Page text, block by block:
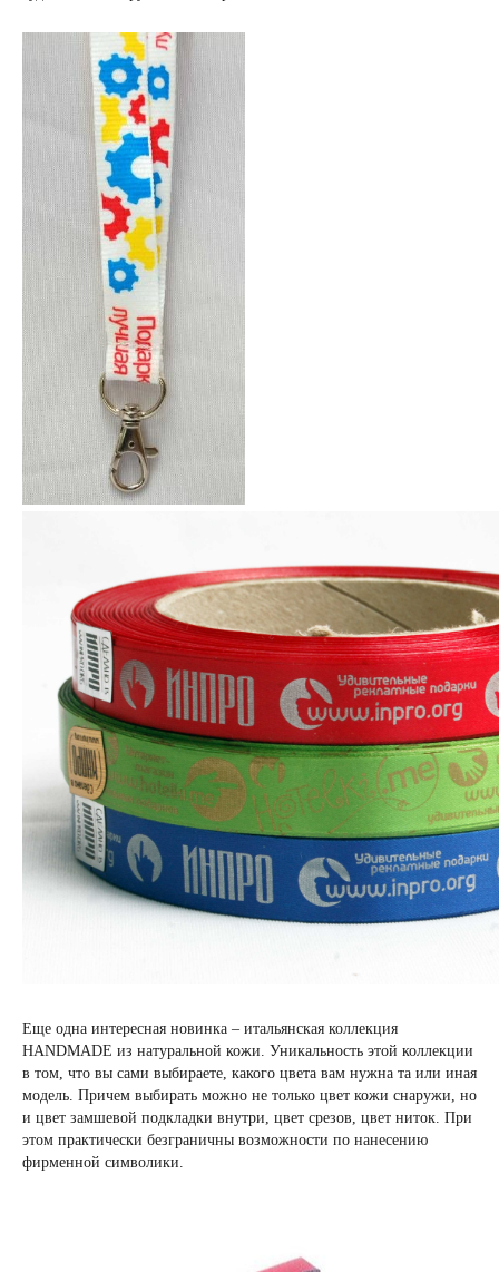
Еще одна интересная новинка – итальянская коллекция
HANDMADE из натуральной кожи. Уникальность этой коллекции
в том, что вы сами выбираете, какого цвета вам нужна та или иная
модель. Причем выбирать можно не только цвет кожи снаружи, но
и цвет замшевой подкладки внутри, цвет срезов, цвет ниток. При
этом практически безграничны возможности по нанесению
фирменной символики.